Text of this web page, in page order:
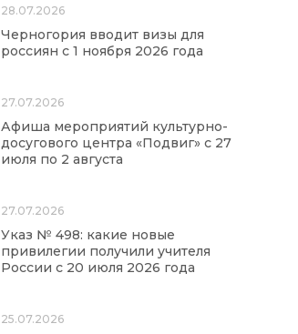
28.07.2026
Черногория вводит визы для
россиян с 1 ноября 2026 года
27.07.2026
Афиша мероприятий культурно-
досугового центра «Подвиг» с 27
июля по 2 августа
27.07.2026
Указ № 498: какие новые
привилегии получили учителя
России с 20 июля 2026 года
25.07.2026